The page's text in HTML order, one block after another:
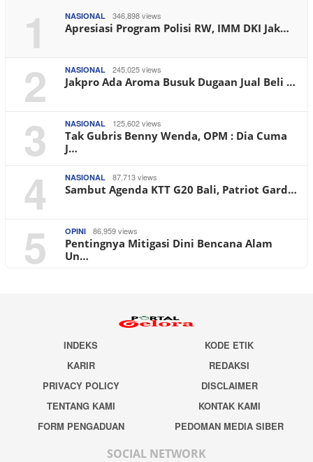
1 NASIONAL 346,898 views
Apresiasi Program Polisi RW, IMM DKI Jak…
2 NASIONAL 245,025 views
Jakpro Ada Aroma Busuk Dugaan Jual Beli …
3 NASIONAL 125,602 views
Tak Gubris Benny Wenda, OPM : Dia Cuma
J…
4 NASIONAL 87,713 views
Sambut Agenda KTT G20 Bali, Patriot Gard…
5 OPINI 86,959 views
Pentingnya Mitigasi Dini Bencana Alam
Un…
INDEKS
KODE ETIK
KARIR
REDAKSI
PRIVACY POLICY
DISCLAIMER
TENTANG KAMI
KONTAK KAMI
FORM PENGADUAN
PEDOMAN MEDIA SIBER
SOCIAL NETWORK